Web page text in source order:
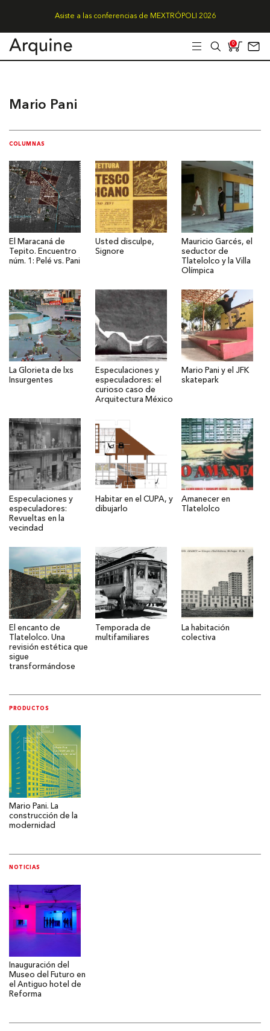
Asiste a las conferencias de MEXTRÓPOLI 2026
0
Mario Pani
COLUMNAS
El Maracaná de
Tepito. Encuentro
núm. 1: Pelé vs. Pani
Usted disculpe,
Signore
Mauricio Garcés, el
seductor de
Tlatelolco y la Villa
Olímpica
La Glorieta de lxs
Insurgentes
Especulaciones y
especuladores: el
curioso caso de
Arquitectura México
Mario Pani y el JFK
skatepark
Especulaciones y
especuladores:
Revueltas en la
vecindad
Habitar en el CUPA, y
dibujarlo
Amanecer en
Tlatelolco
El encanto de
Tlatelolco. Una
revisión estética que
sigue
transformándose
Temporada de
multifamiliares
La habitación
colectiva
PRODUCTOS
Mario Pani. La
construcción de la
modernidad
NOTICIAS
Inauguración del
Museo del Futuro en
el Antiguo hotel de
Reforma